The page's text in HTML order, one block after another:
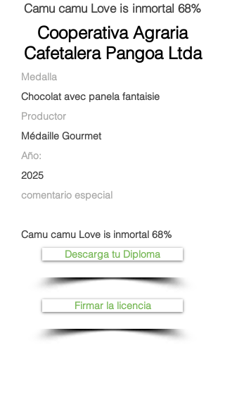
Camu camu Love is inmortal 68%
Cooperativa Agraria
Cafetalera Pangoa Ltda
Medalla
Chocolat avec panela fantaisie
Productor
Médaille Gourmet
Año:
2025
comentario especial
Camu camu Love is inmortal 68%
Descarga tu Diploma
Firmar la licencia